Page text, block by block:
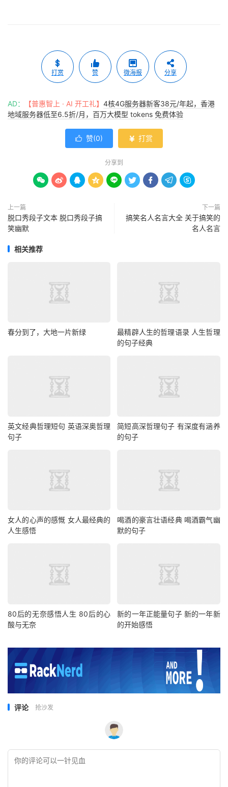
打赏 赞 微海报 分享
AD： 【普惠智上 · AI 开工礼】 4核4G服务器新客38元/年起，香港
地域服务器低至6.5折/月，百万大模型 tokens 免费体验
 赞(0)  打赏
分享到
        
上一篇
脱口秀段子文本 脱口秀段子搞
笑幽默
下一篇
搞笑名人名言大全 关于搞笑的
名人名言
相关推荐
春分到了，大地一片新绿
最精辟人生的哲理语录 人生哲理
的句子经典
英文经典哲理短句 英语深奥哲理
句子
简短高深哲理句子 有深度有涵养
的句子
女人的心声的感慨 女人最经典的
人生感悟
喝酒的豪言壮语经典 喝酒霸气幽
默的句子
80后的无奈感悟人生 80后的心
酸与无奈
新的一年正能量句子 新的一年新
的开始感悟
评论 抢沙发